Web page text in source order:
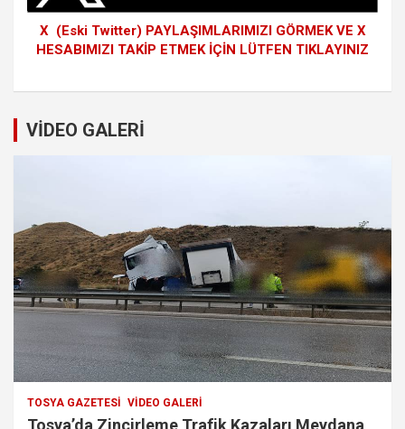
X (Eski Twitter) PAYLAŞIMLARIMIZI GÖRMEK VE X
HESABIMIZI TAKİP ETMEK İÇİN LÜTFEN TIKLAYINIZ
VİDEO GALERİ
TOSYA GAZETESI VIDEO GALERI
Tosya’da Zincirleme Trafik Kazaları Meydana